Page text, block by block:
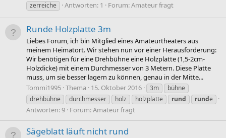
zerreiche
Antworten: 1 Forum:Amateur fragt
Runde Holzplatte 3m
Liebes Forum, ich bin Mitglied eines Amateurtheaters aus
meinem Heimatort. Wir stehen nun vor einer Herausforderung:
Wir benötigen für eine Drehbühne eine Holzplatte (1,5-2cm-
Holzdicke) mit einem Durchmesser von 3 Metern. Diese Platte
muss, um sie besser lagern zu können, genau in der Mitte...
Tommi1995 Thema 15. Oktober 2016 3m
bühne
drehbühne
durchmesser holz holzplatte rund runde
Antworten: 9 Forum:Amateur fragt
Sägeblatt läuft nicht rund